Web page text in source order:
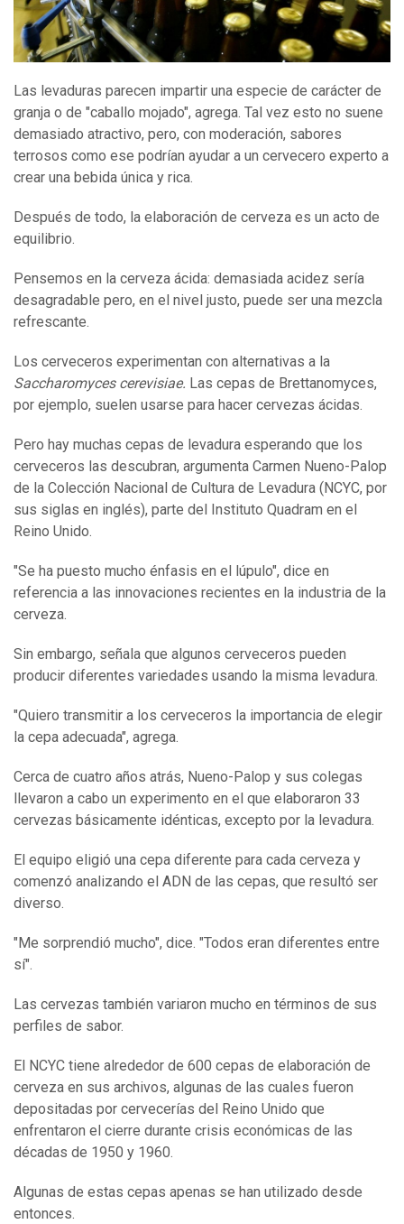
Las levaduras parecen impartir una especie de carácter de
granja o de "caballo mojado", agrega. Tal vez esto no suene
demasiado atractivo, pero, con moderación, sabores
terrosos como ese podrían ayudar a un cervecero experto a
crear una bebida única y rica.
Después de todo, la elaboración de cerveza es un acto de
equilibrio.
Pensemos en la cerveza ácida: demasiada acidez sería
desagradable pero, en el nivel justo, puede ser una mezcla
refrescante.
Los cerveceros experimentan con alternativas a la
Saccharomyces cerevisiae. Las cepas de Brettanomyces,
por ejemplo, suelen usarse para hacer cervezas ácidas.
Pero hay muchas cepas de levadura esperando que los
cerveceros las descubran, argumenta Carmen Nueno-Palop
de la Colección Nacional de Cultura de Levadura (NCYC, por
sus siglas en inglés), parte del Instituto Quadram en el
Reino Unido.
"Se ha puesto mucho énfasis en el lúpulo", dice en
referencia a las innovaciones recientes en la industria de la
cerveza.
Sin embargo, señala que algunos cerveceros pueden
producir diferentes variedades usando la misma levadura.
"Quiero transmitir a los cerveceros la importancia de elegir
la cepa adecuada", agrega.
Cerca de cuatro años atrás, Nueno-Palop y sus colegas
llevaron a cabo un experimento en el que elaboraron 33
cervezas básicamente idénticas, excepto por la levadura.
El equipo eligió una cepa diferente para cada cerveza y
comenzó analizando el ADN de las cepas, que resultó ser
diverso.
"Me sorprendió mucho", dice. "Todos eran diferentes entre
sí".
Las cervezas también variaron mucho en términos de sus
perfiles de sabor.
El NCYC tiene alrededor de 600 cepas de elaboración de
cerveza en sus archivos, algunas de las cuales fueron
depositadas por cervecerías del Reino Unido que
enfrentaron el cierre durante crisis económicas de las
décadas de 1950 y 1960.
Algunas de estas cepas apenas se han utilizado desde
entonces.